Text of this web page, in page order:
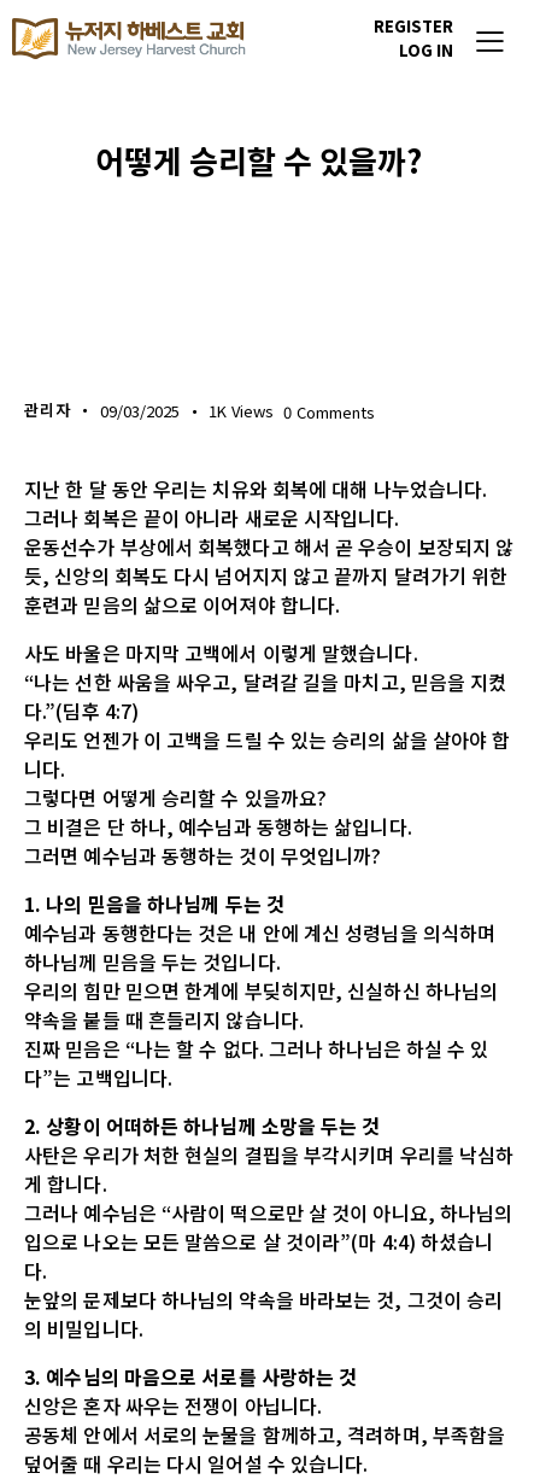
REGISTER
LOG IN
어떻게 승리할 수 있을까?
관리자 09/03/2025 1K Views 0 Comments
지난 한 달 동안 우리는 치유와 회복에 대해 나누었습니다.
그러나 회복은 끝이 아니라 새로운 시작입니다.
운동선수가 부상에서 회복했다고 해서 곧 우승이 보장되지 않
듯, 신앙의 회복도 다시 넘어지지 않고 끝까지 달려가기 위한
훈련과 믿음의 삶으로 이어져야 합니다.
사도 바울은 마지막 고백에서 이렇게 말했습니다.
“나는 선한 싸움을 싸우고, 달려갈 길을 마치고, 믿음을 지켰
다.”(딤후 4:7)
우리도 언젠가 이 고백을 드릴 수 있는 승리의 삶을 살아야 합
니다.
그렇다면 어떻게 승리할 수 있을까요?
그 비결은 단 하나, 예수님과 동행하는 삶입니다.
그러면 예수님과 동행하는 것이 무엇입니까?
1. 나의 믿음을 하나님께 두는 것
예수님과 동행한다는 것은 내 안에 계신 성령님을 의식하며
하나님께 믿음을 두는 것입니다.
우리의 힘만 믿으면 한계에 부딪히지만, 신실하신 하나님의
약속을 붙들 때 흔들리지 않습니다.
진짜 믿음은 “나는 할 수 없다. 그러나 하나님은 하실 수 있
다”는 고백입니다.
2. 상황이 어떠하든 하나님께 소망을 두는 것
사탄은 우리가 처한 현실의 결핍을 부각시키며 우리를 낙심하
게 합니다.
그러나 예수님은 “사람이 떡으로만 살 것이 아니요, 하나님의
입으로 나오는 모든 말씀으로 살 것이라”(마 4:4) 하셨습니
다.
눈앞의 문제보다 하나님의 약속을 바라보는 것, 그것이 승리
의 비밀입니다.
3. 예수님의 마음으로 서로를 사랑하는 것
신앙은 혼자 싸우는 전쟁이 아닙니다.
공동체 안에서 서로의 눈물을 함께하고, 격려하며, 부족함을
덮어줄 때 우리는 다시 일어설 수 있습니다.